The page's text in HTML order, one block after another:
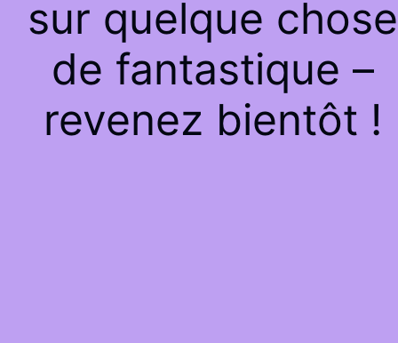
sur quelque chose
de fantastique –
revenez bientôt !